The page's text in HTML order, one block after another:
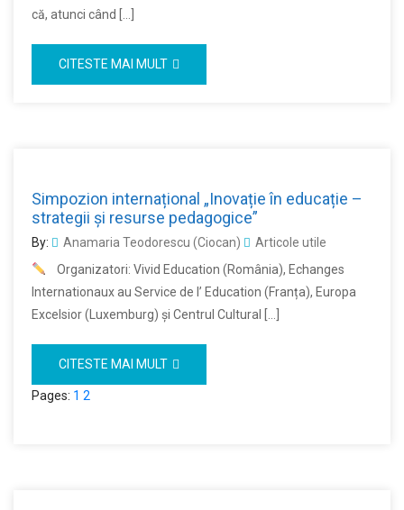
că, atunci când […]
CITESTE MAI MULT
Simpozion internațional „Inovație în educație –
strategii și resurse pedagogice”
By: Anamaria Teodorescu (Ciocan)
Articole utile
Organizatori: Vivid Education (România), Echanges
Internationaux au Service de l’ Education (Franța), Europa
Excelsior (Luxemburg) și Centrul Cultural […]
CITESTE MAI MULT
Pages: 1 2